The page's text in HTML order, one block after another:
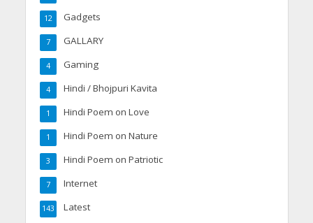
Gadgets
12
GALLARY
7
Gaming
4
Hindi / Bhojpuri Kavita
4
Hindi Poem on Love
1
Hindi Poem on Nature
1
Hindi Poem on Patriotic
3
Internet
7
Latest
143